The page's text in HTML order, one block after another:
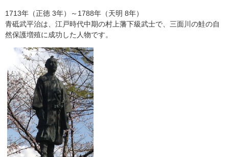
1713年（正徳 3年）～1788年（天明 8年）
青砥武平治は、江戸時代中期の村上藩下級武士で、三面川の鮭の自
然保護増殖に成功した人物です。